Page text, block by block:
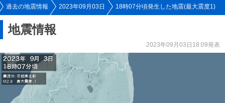
過去の地震情報 2023年09月03日 18時07分頃発生した地震(最大震度1)
地震情報
2023年09月03日18:09発表